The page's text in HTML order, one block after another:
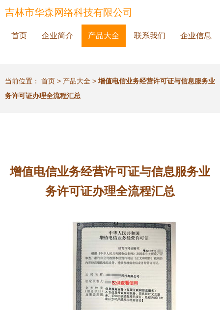
吉林市华森网络科技有限公司
首页 企业简介 产品大全 联系我们 企业信息
当前位置： 首页 > 产品大全 > 增值电信业务经营许可证与信息服务业
务许可证办理全流程汇总
增值电信业务经营许可证与信息服务业
务许可证办理全流程汇总